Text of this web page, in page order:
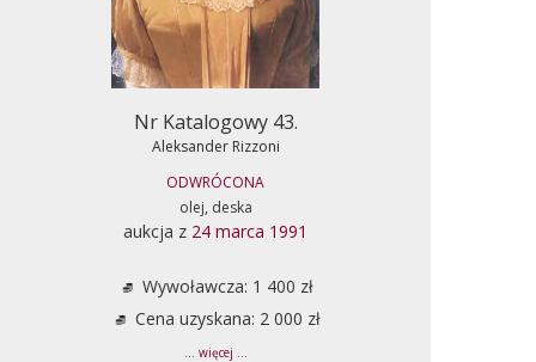
Nr Katalogowy 43.
Aleksander Rizzoni
ODWRÓCONA
olej, deska
aukcja z 24 marca 1991
Wywoławcza: 1 400 zł
Cena uzyskana: 2 000 zł
... więcej ...